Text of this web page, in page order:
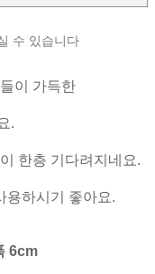
수 있습니다
이 가득한
.
한층 기다려지네요.
용하시기 좋아요.
6cm